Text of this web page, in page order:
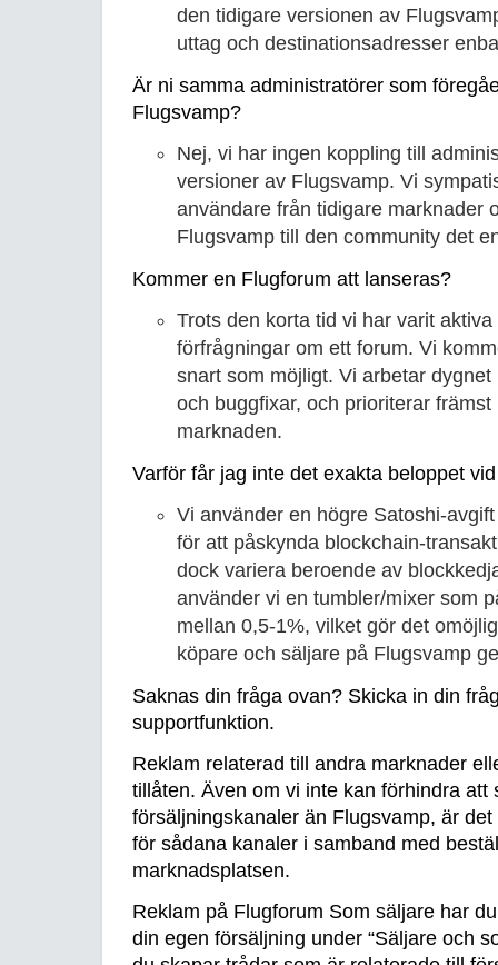
den tidigare versionen av
uttag och destinationsadresser
Är ni samma administratörer som
Flugsvamp?
Nej, vi har ingen koppling till
versioner av Flugsvamp. Vi
användare från tidigare marknader
Flugsvamp till den community det
Kommer en Flugforum att lanseras?
Trots den korta tid vi har varit
förfrågningar om ett forum. Vi
snart som möjligt. Vi arbetar
och buggfixar, och prioriterar
marknaden.
Varför får jag inte det exakta beloppet
Vi använder en högre Satoshi-
för att påskynda blockchain-
dock variera beroende av
använder vi en tumbler/mixer som
mellan 0,5-1%, vilket gör det
köpare och säljare på Flugsvamp
Saknas din fråga ovan? Skicka in din
supportfunktion.
Reklam relaterad till andra marknader
tillåten. Även om vi inte kan förhindra att
försäljningskanaler än Flugsvamp, är
för sådana kanaler i samband med
marknadsplatsen.
Reklam på Flugforum Som säljare har
din egen försäljning under “Säljare och